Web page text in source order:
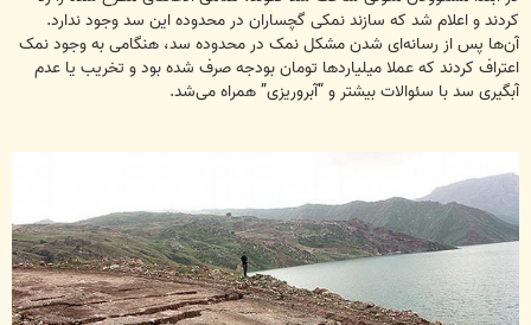
کردند و اعلام شد که سازند نمکی گچساران در محدوده این سد وجود ندارد.
آن‌ها پس از رسانه‌ای شدن مشکل نمک در محدوده سد، هنگامی به وجود نمک
اعتراف کردند که عملا میلیاردها تومان بودجه صرف شده بود و تخریب یا عدم
آبگیری سد با سئوالات بیشتر و “آبروریزی” همراه می‌شد.